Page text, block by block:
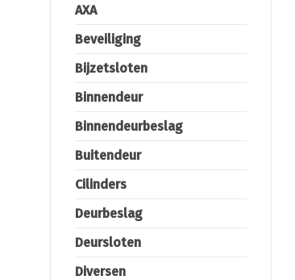
AXA
Beveiliging
Bijzetsloten
Binnendeur
Binnendeurbeslag
Buitendeur
Cilinders
Deurbeslag
Deursloten
Diversen